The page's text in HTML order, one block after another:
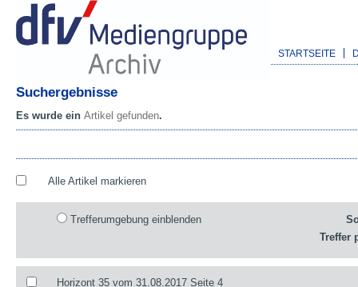
STARTSEITE
Suchergebnisse
Es wurde ein Artikel gefunden.
Alle Artikel markieren
Trefferumgebung einblenden
Treffer
Horizont 35 vom 31.08.2017 Seite 4